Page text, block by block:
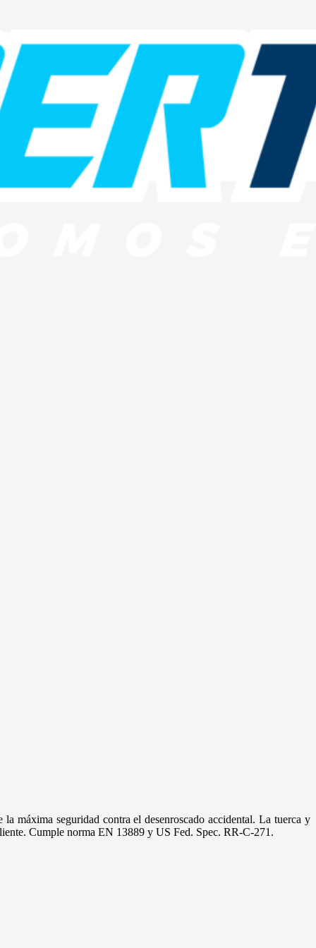
máxima seguridad contra el desenroscado accidental. La tuerca y
Cumple norma EN 13889 y US Fed. Spec. RR-C-271.